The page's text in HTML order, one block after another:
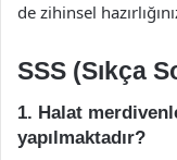
de zihinsel
SSS (Sıkça
1. Halat
yapılmaktadır?